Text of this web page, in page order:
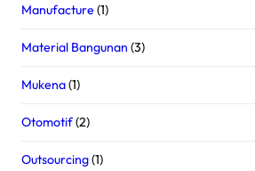
Manufacture(1)
Material Bangunan (3)
Mukena(1)
Otomotif(2)
Outsourcing(1)